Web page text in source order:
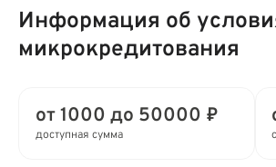
Информация об
микрокредитования
от 1000 до 50000 ₽
доступная сумма